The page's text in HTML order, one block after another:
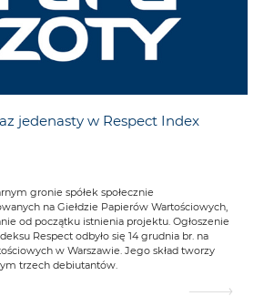
jedenasty w Respect Index
gronie spółek społecznie
na Giełdzie Papierów Wartościowych,
od początku istnienia projektu. Ogłoszenie
Respect odbyło się 14 grudnia br. na
w Warszawie. Jego skład tworzy
trzech debiutantów.